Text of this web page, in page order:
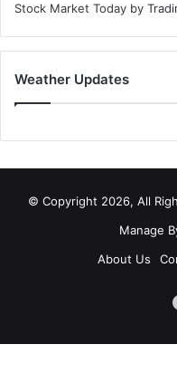
Stock Market Today by
Weather Updates
© Copyright 2026, All
Manage
About Us